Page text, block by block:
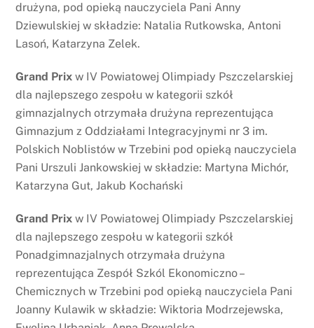
drużyna, pod opieką nauczyciela Pani Anny
Dziewulskiej w składzie: Natalia Rutkowska, Antoni
Lasoń, Katarzyna Zelek.
Grand Prix w IV Powiatowej Olimpiady Pszczelarskiej
dla najlepszego zespołu w kategorii szkół
gimnazjalnych otrzymała drużyna reprezentująca
Gimnazjum z Oddziałami Integracyjnymi nr 3 im.
Polskich Noblistów w Trzebini pod opieką nauczyciela
Pani Urszuli Jankowskiej w składzie: Martyna Michór,
Katarzyna Gut, Jakub Kochański
Grand Prix w IV Powiatowej Olimpiady Pszczelarskiej
dla najlepszego zespołu w kategorii szkół
Ponadgimnazjalnych otrzymała drużyna
reprezentująca Zespół Szkól Ekonomiczno –
Chemicznych w Trzebini pod opieką nauczyciela Pani
Joanny Kulawik w składzie: Wiktoria Modrzejewska,